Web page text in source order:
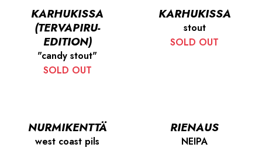
KARHUKISSA
(TERVAPIRU-
EDITION)
"candy stout"
SOLD OUT
KARHUKISSA
stout
SOLD OUT
NURMIKENTTÄ
west coast pils
RIENAUS
NEIPA